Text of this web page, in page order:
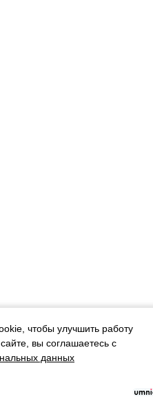
чтобы улучшить работу
вы соглашаетесь с
данных